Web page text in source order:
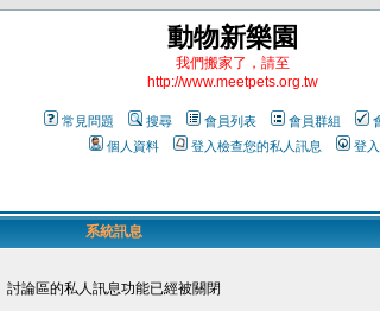
動物新樂園
我們搬家了，請至
http://www.meetpets.org.tw
常見問題 搜尋 會員列表 會員群組
個人資料
登入檢查您的私人訊息 登入
系統訊息
討論區的私人訊息功能已經被關閉